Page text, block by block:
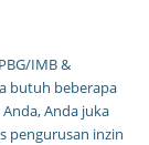
IMB &
butuh beberapa
Anda juka
pengurusan inzin